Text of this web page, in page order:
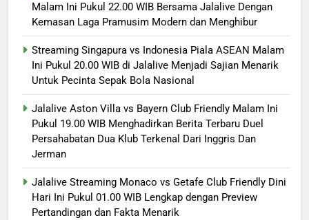
Malam Ini Pukul 22.00 WIB Bersama Jalalive Dengan
Kemasan Laga Pramusim Modern dan Menghibur
Streaming Singapura vs Indonesia Piala ASEAN Malam
Ini Pukul 20.00 WIB di Jalalive Menjadi Sajian Menarik
Untuk Pecinta Sepak Bola Nasional
Jalalive Aston Villa vs Bayern Club Friendly Malam Ini
Pukul 19.00 WIB Menghadirkan Berita Terbaru Duel
Persahabatan Dua Klub Terkenal Dari Inggris Dan
Jerman
Jalalive Streaming Monaco vs Getafe Club Friendly Dini
Hari Ini Pukul 01.00 WIB Lengkap dengan Preview
Pertandingan dan Fakta Menarik